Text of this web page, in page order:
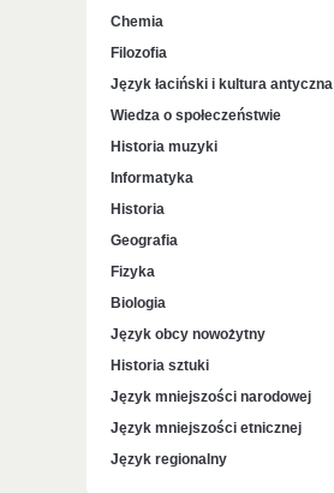
Chemia
Filozofia
Język łaciński i kultura antyczna
Wiedza o społeczeństwie
Historia muzyki
Informatyka
Historia
Geografia
Fizyka
Biologia
Język obcy nowożytny
Historia sztuki
Język mniejszości narodowej
Język mniejszości etnicznej
Język regionalny